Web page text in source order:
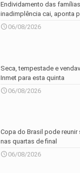
Endividamento das
inadimplência cai, aponta
06/08/2026
Seca, tempestade e
Inmet para esta quinta
06/08/2026
Copa do Brasil pode
nas quartas de final
06/08/2026